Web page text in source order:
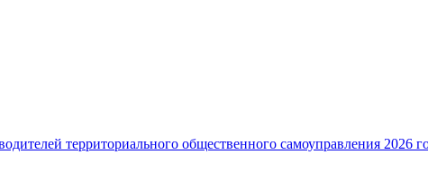
территориального общественного самоуправления 2026